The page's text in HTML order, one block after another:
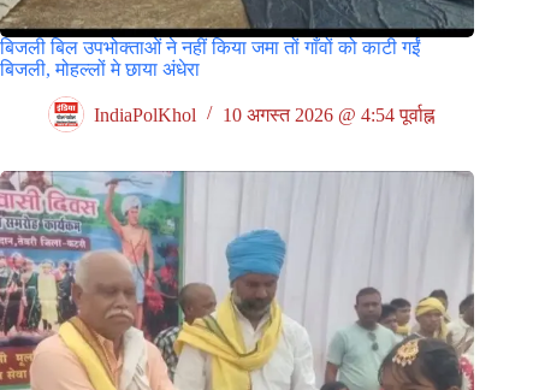
बिजली बिल उपभोक्ताओं ने नहीं किया जमा तों गाँवों को काटी गईं
बिजली, मोहल्लों मे छाया अंधेरा
IndiaPolKhol 10 अगस्त 2026 @ 4:54 पूर्वाह्न